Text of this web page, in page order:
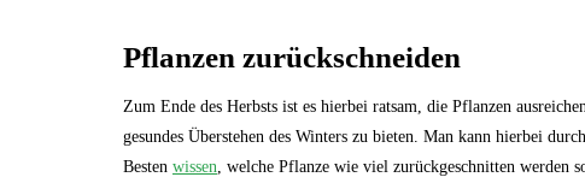
Pflanzen zurückschneiden
Zum Ende des Herbsts ist es hierbei ratsam, die Pflanzen
gesundes Überstehen des Winters zu bieten. Man kann hierbei
Besten wissen, welche Pflanze wie viel zurückgeschnitten werden